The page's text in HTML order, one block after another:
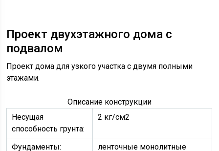
Проект двухэтажного дома с
подвалом
Проект дома для узкого участка с двумя полными
этажами.
Описание конструкции
Несущая
способность грунта:
2 кг/см2
Фундаменты:
ленточные монолитные